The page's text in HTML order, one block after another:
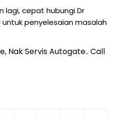
lagi, cepat hubungi Dr
untuk penyelesaian masalah
Nak Servis Autogate.. Call